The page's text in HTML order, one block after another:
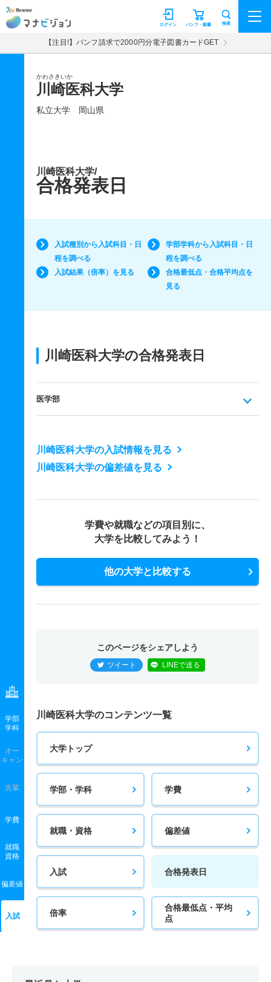
マナビジョン パンフ・願書
ログイン 検索
【注目!】パンフ請求で2000円分電子図書カードGET
かわさきいか
川崎医科大学
私立大学 岡山県
学部
学科
オー
キャン
先輩
学費
就職
資格
偏差値
入試
川崎医科大学/
合格発表日
入試種別から入試科目・日
程を調べる
学部学科から入試科目・日
程を調べる
入試結果（倍率）を見る
合格最低点・合格平均点を
見る
川崎医科大学の合格発表日
医学部
川崎医科大学の入試情報を見る
川崎医科大学の偏差値を見る
学費や就職などの項目別に、
大学を比較してみよう！
他の大学と比較する
このページをシェアしよう
ツイート LINEで送る
川崎医科大学のコンテンツ一覧
大学トップ
学部・学科 学費
就職・資格 偏差値
入試 合格発表日
倍率
合格最低点・平均
点